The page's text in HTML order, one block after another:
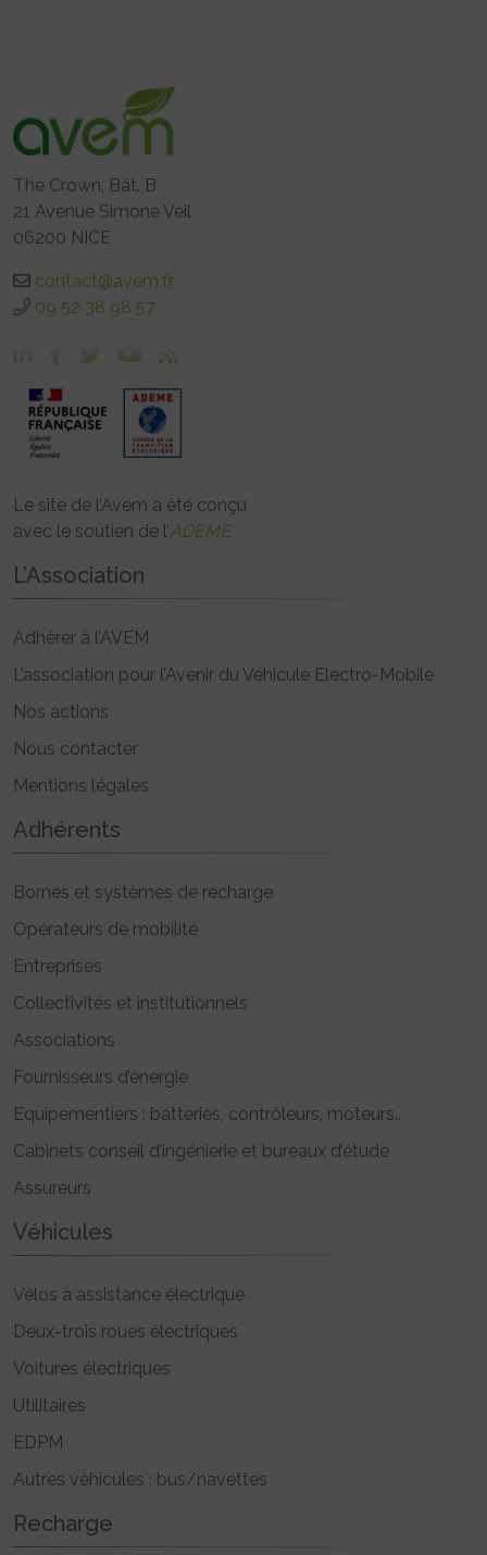
The Crown, Bât. B
21 Avenue Simone Veil
06200 NICE
contact@avem.fr
09 52 38 98 57
Le site de l’Avem a été conçu
avec le soutien de l’ADEME
L’Association
Adhérer à l’AVEM
L’association pour l’Avenir du Véhicule Electro-Mobile
Nos actions
Nous contacter
Mentions légales
Adhérents
Bornes et systèmes de recharge
Opérateurs de mobilité
Entreprises
Collectivités et institutionnels
Associations
Fournisseurs d’énergie
Equipementiers : batteries, contrôleurs, moteurs..
Cabinets conseil d’ingénierie et bureaux d’étude
Assureurs
Véhicules
Vélos à assistance électrique
Deux-trois roues électriques
Voitures électriques
Utilitaires
EDPM
Autres véhicules : bus/navettes
Recharge